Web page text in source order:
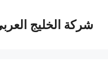
المحتوىشركة الخليج